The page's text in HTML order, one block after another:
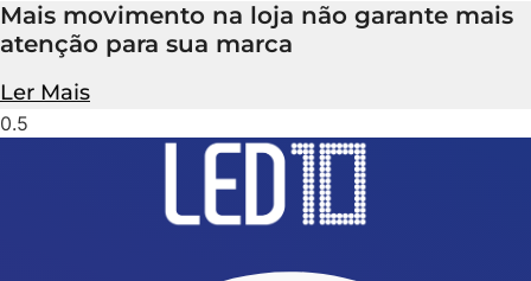
Mais movimento na loja não garante mais
atenção para sua marca
Ler Mais